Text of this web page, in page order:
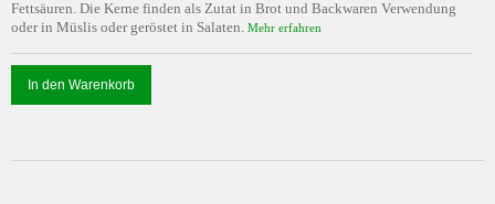
Fettsäuren. Die Kerne finden als Zutat in Brot und Backwaren Verwendung
oder in Müslis oder geröstet in Salaten. Mehr erfahren
In den Warenkorb